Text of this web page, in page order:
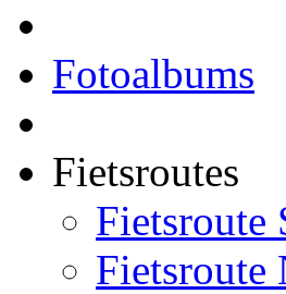
Fotoalbums
Fietsroutes
Fietsroute
Fietsroute